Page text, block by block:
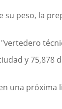
su peso, la
y 75,878
una próxima